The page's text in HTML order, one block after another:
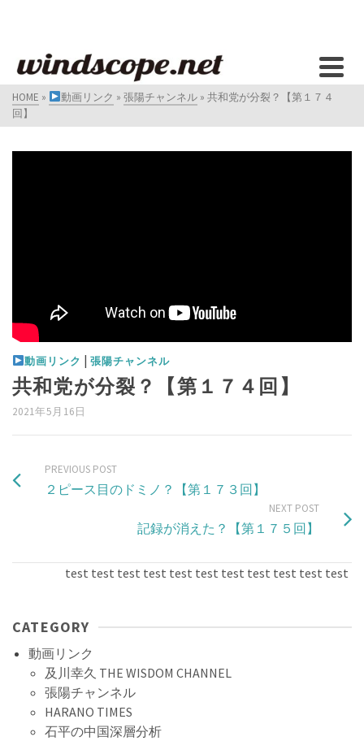
HOME » 動画リンク » 張陽チャンネル » 共和党が分裂？【第１７４
回】
動画リンク | 張陽チャンネル
共和党が分裂？【第１７４回】
2021年5月16日
PREVIOUS POST
２ピース目のドミノ？【第１７３回】
NEXT POST
記録が消えた？【第１７５回】
test test test test test test test test test test test
CATEGORY
動画リンク
及川幸久 THE WISDOM CHANNEL
張陽チャンネル
HARANO TIMES
石平の中国深層分析